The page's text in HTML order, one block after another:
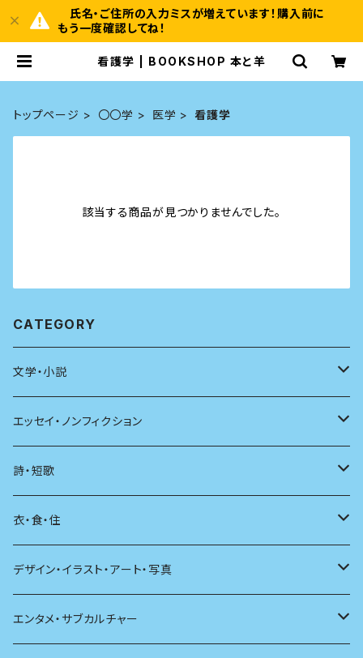
氏名・ご住所の入力ミスが増えています！購入前に
もう一度確認してね！
看護学 | BOOKSHOP 本と羊
トップページ 〇〇学 医学 看護学
該当する商品が見つかりませんでした。
CATEGORY
文学・小説
日本
海外
日本語
文学理論
評論
エッセイ・ノンフィクション
エッセイ
日記
ノンフィクション
その他
詩・短歌
詩
短歌
その他
衣・食・住
着る
食べる
デザイン・イラスト・アート・写真
デザイン
エンタメ・サブカルチャー